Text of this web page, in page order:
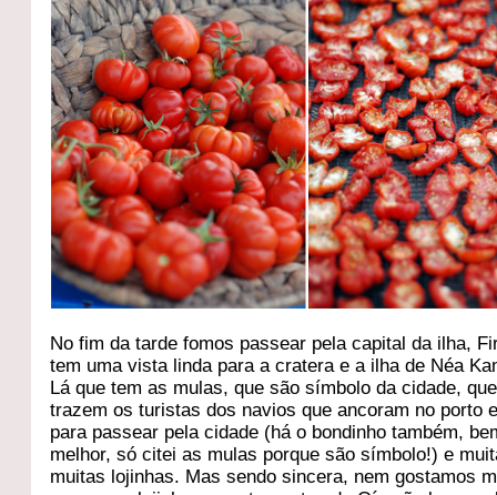
No fim da tarde fomos passear pela capital da ilha,
tem uma vista linda para a cratera e a ilha de Néa
Lá que tem as mulas, que são símbolo da cidade, que
trazem os turistas dos navios que ancoram no porto
para passear pela cidade (há o bondinho também,
melhor, só citei as mulas porque são símbolo!) e
muitas lojinhas. Mas sendo sincera, nem gostamos